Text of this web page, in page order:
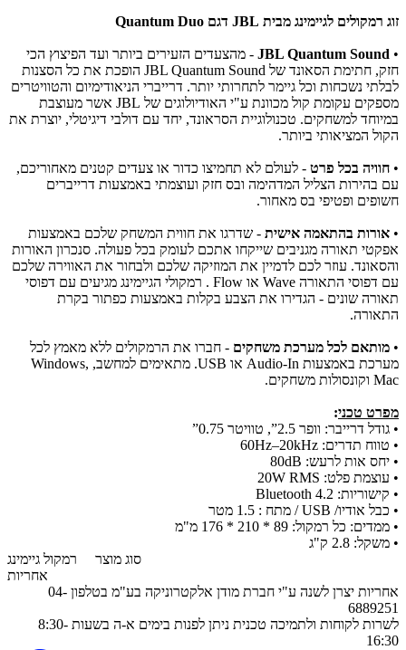
זוג רמקולים לגיימינג מבית JBL דגם Quantum Duo
•
- מהצעדים הזעירים ביותר ועד הפיצוץ הכי
חזק, חתימת הסאונד של JBL Quantum Sound הופכת את כל הסצנות
לבלתי נשכחות וכל גיימר לתחרותי יותר. דרייברי הניאודימיום והטוויטרים
מספקים עקומת קול מכוונת ע"י האודיולוגים של JBL אשר מעוצבת
במיוחד למשחקים. טכנולוגיית הסראונד, יחד עם דולבי דיגיטלי, יוצרת את
הקול המציאותי ביותר.
• חוויה בכל פרט - לעולם לא תחמיצו כדור או צעדים קטנים מאחוריכם,
עם בהירות הצליל המדהימה ובס חזק ועוצמתי באמצעות דרייברים
חשופים ופטיפי בס מאחור.
• אורות בהתאמה אישית - שדרגו את חווית המשחק שלכם באמצעות
אפקטי תאורה מגניבים שייקחו אתכם לעומק בכל פעולה. סנכרון האורות
והסאונד. עוזר לכם לדמיין את המוזיקה שלכם ולבחור את האווירה שלכם
עם דפוסי התאורה Wave או Flow . רמקולי הגיימינג מגיעים עם דפוסי
תאורה שונים - הגדירו את הצבע בקלות באמצעות כפתור בקרת
התאורה.
• מותאם לכל מערכת משחקים - חברו את הרמקולים ללא מאמץ לכל
מערכת באמצעות Audio-In או USB. מתאימים למחשב, Windows,
Mac וקונסולות משחקים.
מפרט טכני:
• גודל דרייבר: וופר 2.5”, טוויטר 0.75”
• טווח תדרים: 60Hz–20kHz
• יחס אות לרעש: 80dB
• עוצמת פלט: 20W RMS
• קישוריות: Bluetooth 4.2
• כבל אודיו/ USB / מתח : 1.5 מטר
• ממדים: כל רמקול: 89 * 210 * 176 מ"מ
• משקל: 2.8 ק"ג
סוג מוצר רמקול גיימינג
אחריות
אחריות יצרן לשנה ע"י חברת מודן אלקטרוניקה בע"מ בטלפון 04-
6889251
לשרות לקוחות ולתמיכה טכנית ניתן לפנות בימים א-ה בשעות 8:30-
16:30